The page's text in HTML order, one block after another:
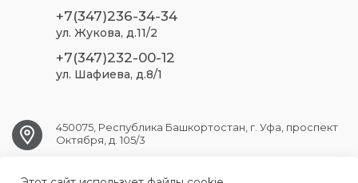
+7(347)236-34-34
ул. Жукова, д.11/2
+7(347)232-00-12
ул. Шафиева, д.8/1
450075, Республика Башкортостан, г. Уфа, проспект
Октября, д. 105/3